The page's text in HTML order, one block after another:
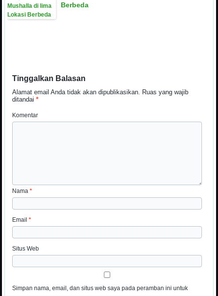
Berbeda
Tinggalkan Balasan
Alamat email Anda tidak akan dipublikasikan.
Ruas yang wajib
ditandai*
Komentar
Nama*
Email*
Situs Web
Simpan nama, email, dan situs web saya pada peramban ini untuk